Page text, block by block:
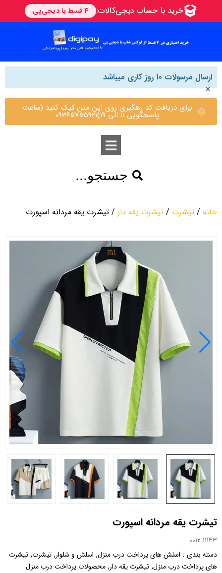
ارسال مرسولات 10 روز کاری میباشد
×
برای دریافت کد رهگیری روی این متن کیک کنید (ساعت
پاسخگویی 11 الی 19)09365755921
جستجو...
خانه / تیشرت / تیشرت یقه دار / تیشرت یقه مردانه اسپورت
تیشرت یقه مردانه اسپورت
0012.11143
دسته بندی : اسلش های پرداخت درب منزل, اسلش و شلوار, تیشرت, تیشرت
های پرداخت درب منزل, تیشرت یقه دار, محصولات پرداخت درب منزل